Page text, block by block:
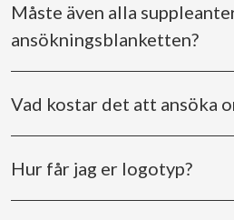
Måste även alla
ansökningsblanketten?
Vad kostar det att ansöka
Hur får jag er logotyp?